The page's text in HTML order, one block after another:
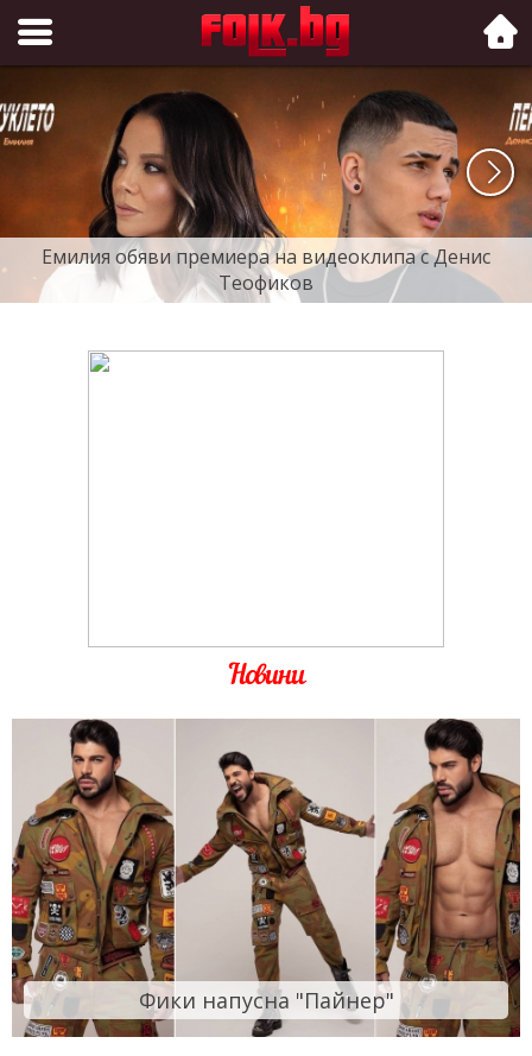
Folk.bg
Емилия обяви премиера на видеоклипа с Денис
Теофиков
Новини
Фики напусна "Пайнер"